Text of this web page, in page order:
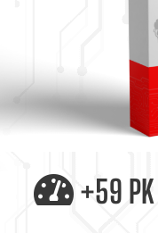
+59 PK